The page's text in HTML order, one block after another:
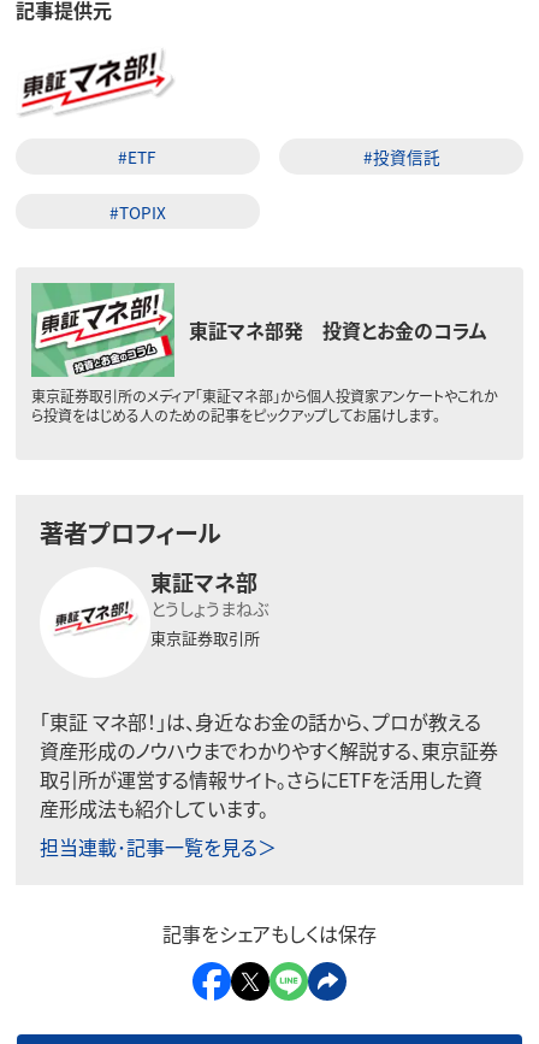
記事提供元
#ETF #投資信託
#TOPIX
東証マネ部発 投資とお金のコラム
東京証券取引所のメディア「東証マネ部」から個人投資家アンケートやこれか
ら投資をはじめる人のための記事をピックアップしてお届けします。
著者プロフィール
東証マネ部
とうしょうまねぶ
東京証券取引所
「東証 マネ部！」は、身近なお金の話から、プロが教える
資産形成のノウハウまでわかりやすく解説する、東京証券
取引所が運営する情報サイト。さらにETFを活用した資
産形成法も紹介しています。
担当連載･記事一覧を見る＞
記事をシェアもしくは保存